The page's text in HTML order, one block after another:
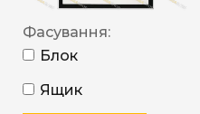
Фасування:
Блок
Ящик